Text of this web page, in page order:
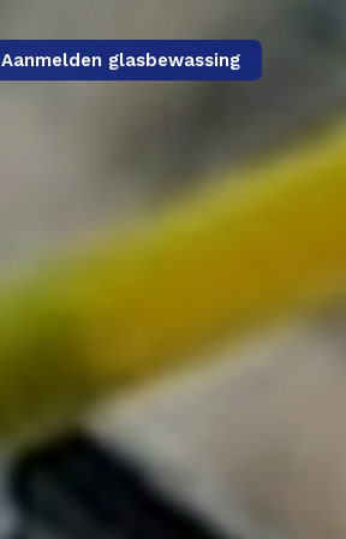
Aanmelden glasbewassing